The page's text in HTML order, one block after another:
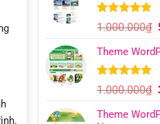
5.00trên 5
dựa trên
9
đánh giá
1.000.000₫
Theme
5.00trên 5
dựa trên
6
đánh giá
1.000.000₫
Theme